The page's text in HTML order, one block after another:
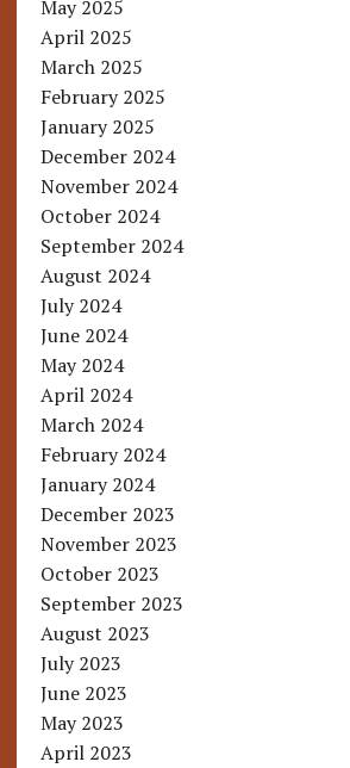
May 2025
April 2025
March 2025
February 2025
January 2025
December 2024
November 2024
October 2024
September 2024
August 2024
July 2024
June 2024
May 2024
April 2024
March 2024
February 2024
January 2024
December 2023
November 2023
October 2023
September 2023
August 2023
July 2023
June 2023
May 2023
April 2023